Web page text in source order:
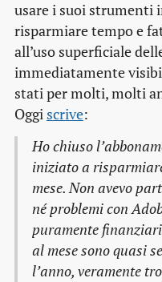
usare i suoi strumenti
risparmiare tempo e
all’uso superficiale
immediatamente
stati per molti, molti
Oggi scrive:
Ho chiuso
iniziato a
mese. Non avevo
né problemi con
puramente
al mese sono quasi
l’anno, veramente